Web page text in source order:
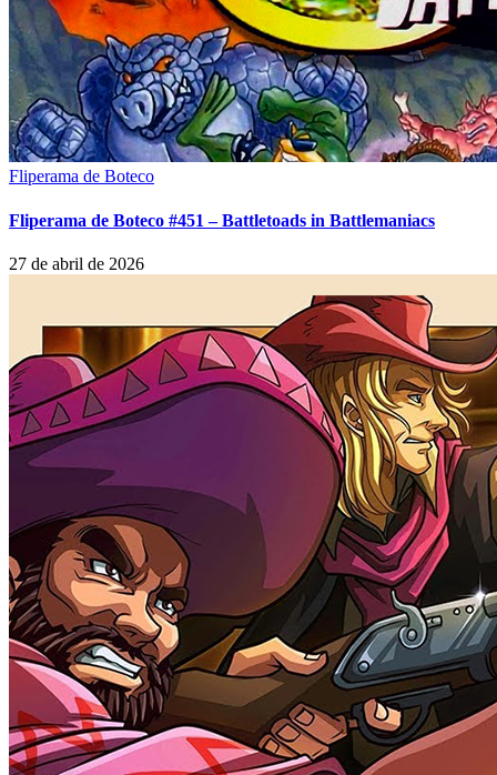
Fliperama de Boteco
Fliperama de Boteco #451 – Battletoads in Battlemaniacs
27 de abril de 2026